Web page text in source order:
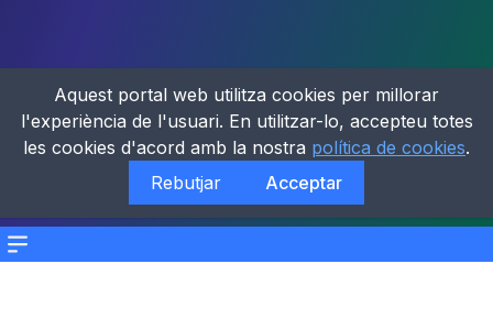
Menu
Aquest portal web utilitza cookies per millorar
l'experiència de l'usuari. En utilitzar-lo, accepteu totes
les cookies d'acord amb la nostra política de cookies.
Rebutjar
Acceptar